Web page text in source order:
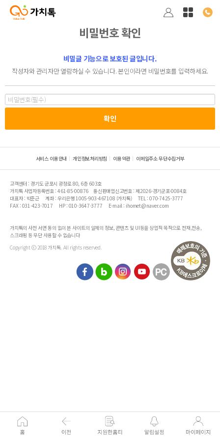
비밀번호 확인
비밀글 기능으로 보호된 글입니다.
작성자와 관리자만 열람하실 수 있습니다. 본인이라면 비밀번호를 입력하세요.
서비스 이용안내 개인정보처리방침 이용약관 이메일주소 무단수집거부
고객센터 : 경기도 군포시 광정로 80, 6층 603호
가치톡 사업자등록번호 : 461-85-00876
통신판매업신고번호 : 제2026-경기군포-0084호
대표자 : 박준근
계좌 : 우리은행 1005-903-467108 (가치톡)
TEL : 070-7425-3777
FAX : 031-423-7017
HP : 010-3647-3777 E-mail : ihomet@naver.com
가치톡의 사전 서면 동의 없이 본 사이트의 일체의 정보, 콘텐츠 및 UI등을 상업적 목적으로 전재,전송,
스크래핑 등 무단 사용할 수 없습니다
Copyright ⓒ 2018 가치톡. All rights reserved.